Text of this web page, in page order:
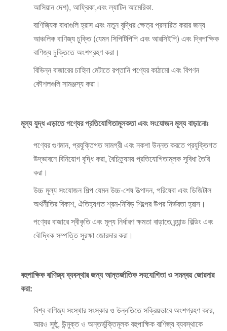
আসিয়ান দেশ), আফ্রিকা,এবং ল্যাটিন আমেরিকা.
বাণিজ্যিক বাধাগুলি হ্রাস এবং নতুন বৃদ্ধির ক্ষেত্র প্রসারিত করার জন্য
আঞ্চলিক বাণিজ্য চুক্তি (যেমন সিপিটিপিপি এবং আরসিইপি) এবং দ্বিপাক্ষিক
বাণিজ্য চুক্তিতে অংশগ্রহণ করা।
বিভিন্ন বাজারের চাহিদা মেটাতে রপ্তানি পণ্যের কাঠামো এবং বিপণন
কৌশলগুলি সামঞ্জস্য করা।
মূল্য যুদ্ধ এড়াতে পণ্যের প্রতিযোগিতামূলকতা এবং সংযোজন মূল্য বাড়ানোঃ
পণ্যের গুণমান, প্রযুক্তিগত সামগ্রী এবং নকশা উন্নত করতে প্রযুক্তিগত
উদ্ভাবনে বিনিয়োগ বৃদ্ধি করা, বৈচিত্র্যময় প্রতিযোগিতামূলক সুবিধা তৈরি
করা।
উচ্চ মূল্য সংযোজন শিল্প যেমন উচ্চ-শেষ উত্পাদন, পরিষেবা এবং ডিজিটাল
অর্থনীতির বিকাশ, ঐতিহ্যগত শ্রম-নিবিড় শিল্পের উপর নির্ভরতা হ্রাস।
পণ্যের বাজারে স্বীকৃতি এবং মূল্য নির্ধারণ ক্ষমতা বাড়াতে ব্র্যান্ড বিল্ডিং এবং
বৌদ্ধিক সম্পত্তি সুরক্ষা জোরদার করা।
বহুপাক্ষিক বাণিজ্য ব্যবস্থার জন্য আন্তর্জাতিক সহযোগিতা ও সমন্বয় জোরদার
করা:
বিশ্ব বাণিজ্য সংস্থার সংস্কার ও উন্নতিতে সক্রিয়ভাবে অংশগ্রহণ করে,
আরও সুষ্ঠু, উন্মুক্ত ও অন্তর্ভুক্তিমূলক বহুপাক্ষিক বাণিজ্য ব্যবস্থাকে